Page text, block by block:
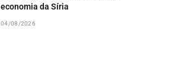
economia da Síria
04/08/2026